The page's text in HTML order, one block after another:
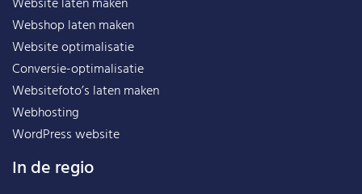
Webshop laten maken
Website optimalisatie
Conversie-optimalisatie
Websitefoto’s laten maken
Webhosting
WordPress website
In de regio